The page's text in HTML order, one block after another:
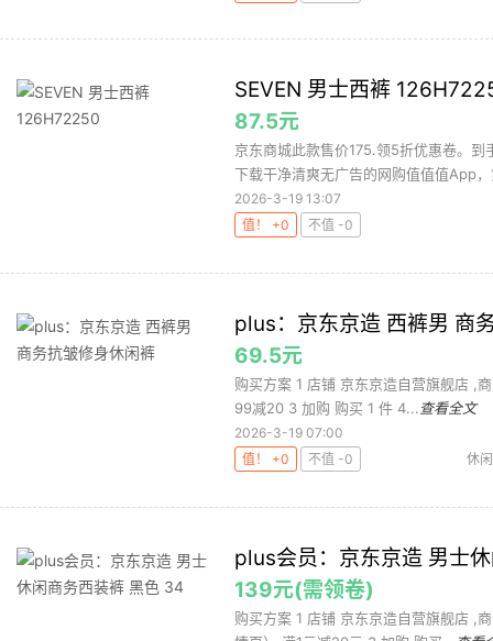
SEVEN 男士西裤
87.5元
京东商城此款售价175.领5折优惠卷。
下载干净清爽无广告的网购值值值App
2026-3-19 13:07
值！ +0
不值 -0
plus：京东京造 西裤男 商
69.5元
购买方案 1 店铺 京东京造自营旗舰店 ,
99减20 3 加购 购买 1 件 4... 查看全文
2026-3-19 07:00
值！ +0
不值 -0 休
plus会员：京东京造 男士
139元(需领卷)
购买方案 1 店铺 京东京造自营旗舰店 ,